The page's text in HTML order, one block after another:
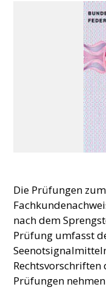
Die Prüfungen
nach dem
Prüfung umfasst
Rechtsvorschriften
Prüfungen